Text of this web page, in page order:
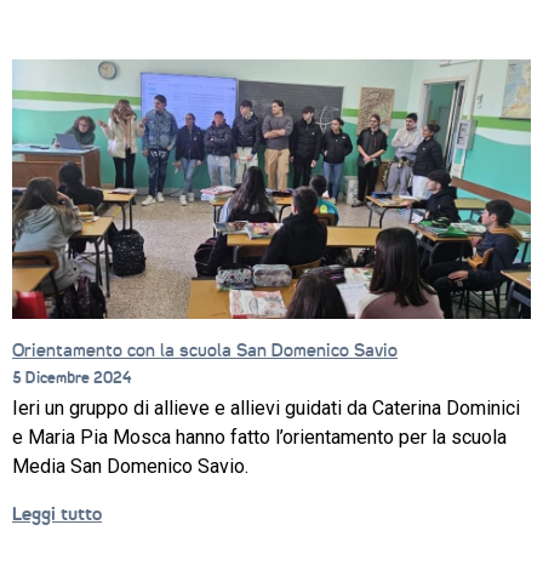
CORSI
NEWS
PROFESSIONALI
Orientamento con la scuola San Domenico Savio
5 Dicembre 2024
Ieri un gruppo di allieve e allievi guidati da Caterina Dominici
e Maria Pia Mosca hanno fatto l’orientamento per la scuola
Media San Domenico Savio.
Leggi tutto